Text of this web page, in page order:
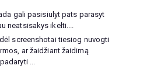
gali pasisiulyt pats parasyt
neatsisakys ikelti....
screenshotai tiesiog nuvogti
ar žaidžiant žaidimą
...